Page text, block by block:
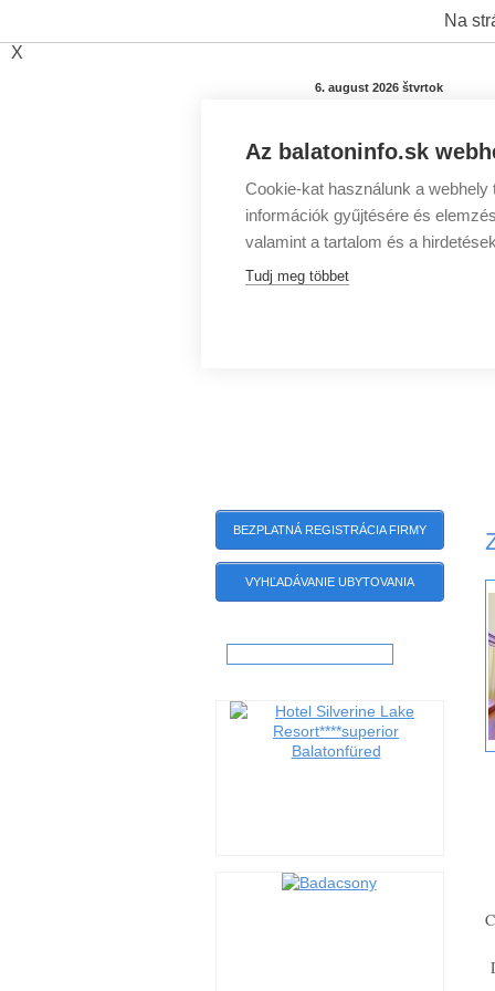
Na
X
6. august 2026 štvrtok
BEZPLATNÁ REGISTRÁCIA FIRMY
VYHĽADÁVANIE UBYTOVANIA
Az balatoninfo.sk
Cookie-kat használunk a
információk gyűjtésére és
valamint a tartalom és a
Tudj meg többet